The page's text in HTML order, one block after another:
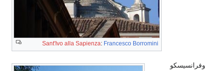
Sant'Ivo alla Sapienza: Francesco Borromini
وفرانسيسكو